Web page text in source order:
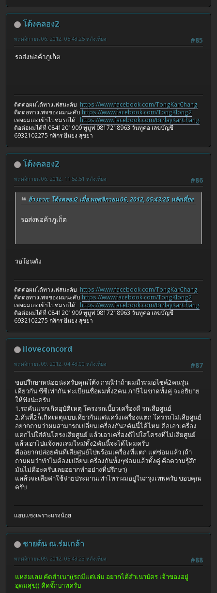
โต้งคลอง2
#85
พฤศจิกายน 06, 2012, 05:43:25 หลังเที่ยง
รอส่งพ่อค้าภูเก็ต
ติดต่อผมได้ทางเฟสนะคับ https://www.facebook.com/TongKarChang
ติดต่อทางเพจของผมนะคับ https://www.facebook.com/TongKlong2
เพจผมเองเข้าไปชมรถได้ https://www.facebook.com/BrrlayKarChang
ติอต่อผมได้ที่ 0841201909 ทูมูฟ 0817218963 วันทูคอ เลขบัญชี
6932102275 กสิกร ยืนยง สุขยา
โต้งคลอง2
#86
พฤศจิกายน 06, 2012, 11:52:51 หลังเที่ยง
อ้างจาก: โต้งคลอง2 เมื่อ พฤศจิกายน 06, 2012, 05:43:25 หลังเที่ยง
รอส่งพ่อค้าภูเก็ต
รอโอนตัง
ติดต่อผมได้ทางเฟสนะคับ https://www.facebook.com/TongKarChang
ติดต่อทางเพจของผมนะคับ https://www.facebook.com/TongKlong2
เพจผมเองเข้าไปชมรถได้ https://www.facebook.com/BrrlayKarChang
ติอต่อผมได้ที่ 0841201909 ทูมูฟ 0817218963 วันทูคอ เลขบัญชี
6932102275 กสิกร ยืนยง สุขยา
iloveconcord
#87
พฤศจิกายน 09, 2012, 04:48:00 หลังเที่ยง
ขอปรึกษาหน่อยน่ะครับคุณโต้ง กรณีว่าถ้าผมมีรถมอไซค์2คนรุ่น
เดียวกัน ซีซีเท่ากัน ทะเบียนชื่อผมทั้ง2คน ภาษีไม่ขาดทั้งคู่ จะอธิบาย
ให้ฟังน่ะครับ
1.รถคันแรกเกิดอุบัติเหตุ โครงรถเบี้ยวเครื่องดี รถเสียศูนย์
2.คันที่2ก็เกิดเหตุแบบเดียวกันแต่แคร์งเครื่องแตก โครรถไม่เสียศูนย์
อยากถามว่าผมสามารถเปลี่ยนเครื่องกัน2คันนี้ได้ไหม คือเอาเครื่อง
แตกไปใส่คันโครงเสียศูนย์ แล้วเอาเครื่องดีไปใส่โครงที่ไม่เสียศูนย์
แล้วเอาไปแจ้งลงเล่มใหม่ทั้ง2คันนี้จะได้ไหมครับ
คืออยากปล่อยคันที่เสียศูนย์ไปพร้อมเครื่องที่แตก แต่ซ่อมแล้ว (ถ้า
ถามผมว่าทำไมต้องเปลี่ยนเครื่องกันทั้งๆซ่อมแล้วทั้งคู่ คือความรุ้สึก
มันไม่ดีอ่ะครับเลยอยากทำอย่างที่ปรึกษา)
แลล้วจะเสียค่าใช้จ่ายประมานเท่าไหร่ ผมอยู่ในกรุงเทพครับ ขอบคุณ
ครับ
แอบแซงเพราะแรงน้อย
ชายต้น ณ.ร่มเกล้า
#88
พฤศจิกายน 09, 2012, 05:43:23 หลังเที่ยง
แหล่มเลย คัดสำเนา((รถมีแต่เล่ม อยากได้สำเนาบัตร เจ้าของอยู่
อุดมสุข)) คิดจั๊กบาทครับ